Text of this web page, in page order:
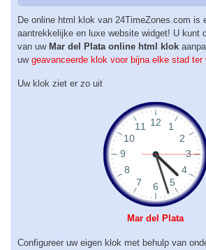
De online html klok van 24TimeZones.com is
aantrekkelijke en luxe website widget! U kunt
van uw Mar del Plata online html klok
uw geavanceerde klok voor bijna elke stad ter
Uw klok ziet er zo uit
Mar del Plata
Configureer uw eigen klok met behulp van